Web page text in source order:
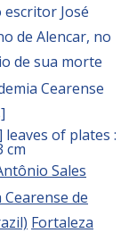
escritor José
de Alencar, no
de sua morte
Cearense
leaves of plates :
cm
Sales
Cearense de
Fortaleza